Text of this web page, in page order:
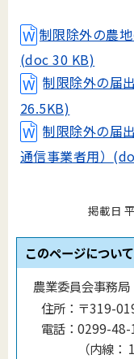
制限除外の農
(doc 30 KB)
制限除外の届
26.5KB)
制限除外の届
通信事業者用）
掲載日
このページについ
農業委員会事務局
住所： 〒319-
電話： 0299-48-
（内線 ：